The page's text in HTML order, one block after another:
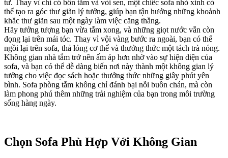
tư. Thay vì chỉ có bồn tắm và vòi sen, một chiếc sofa nhỏ xinh có
thể tạo ra góc thư giãn lý tưởng, giúp bạn tận hưởng những khoảnh
khắc thư giãn sau một ngày làm việc căng thẳng.
Hãy tưởng tượng bạn vừa tắm xong, và những giọt nước vẫn còn
đọng lại trên mái tóc. Thay vì vội vàng bước ra ngoài, bạn có thể
ngồi lại trên sofa, thả lỏng cơ thể và thưởng thức một tách trà nóng.
Không gian nhà tắm trở nên ấm áp hơn nhờ vào sự hiện diện của
sofa, và bạn có thể dễ dàng biến nơi này thành một không gian lý
tưởng cho việc đọc sách hoặc thưởng thức những giây phút yên
bình. Sofa phòng tắm không chỉ đánh bại nỗi buồn chán, mà còn
làm phong phú thêm những trải nghiệm của bạn trong môi trường
sống hàng ngày.
Chọn Sofa Phù Hợp Với Không Gian